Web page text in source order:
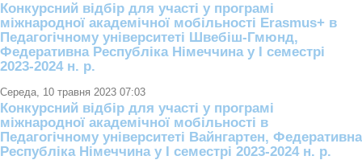
Конкурсний відбір для участі у програмі
міжнародної академічної мобільності Erasmus+ в
Педагогічному університеті Швебіш-Гмюнд,
Федеративна Республіка Німеччина у І семестрі
2023-2024 н. р.
Середа, 10 травня 2023 07:03
Конкурсний відбір для участі у програмі
міжнародної академічної мобільності в
Педагогічному університеті Вайнгартен, Федеративна
Республіка Німеччина у І семестрі 2023-2024 н. р.